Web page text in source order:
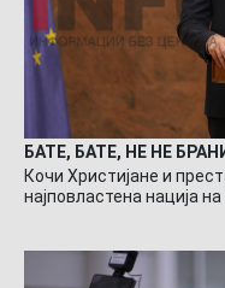
БАТЕ, БАТЕ, НЕ НЕ
Кочи Христијане и
најповластена нација